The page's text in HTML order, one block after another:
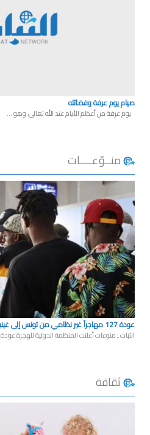
صيام يوم عرفة وفضائله
يوم عرفة من أعظم الأيام عند الله تعالى، وهو ...
منــوّعــــات
عودة 127 مهاجراً غير نظامي من تونس إلى غينيا ضمن برنامج العودة الطوعية
الثبات ـ منوعات أعلنت المنظمة الدولية للهجرة عودة 127 مهاجراً غير ...
ثقافة